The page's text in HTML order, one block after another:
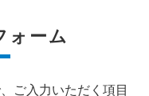
ォーム
ご入力いただく項目